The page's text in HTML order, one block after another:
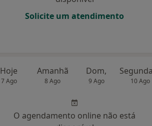
Solicite um atendimento
Hoje
7 Ago
Amanhã
8 Ago
Dom,
9 Ago 10 Ago
O agendamento online não está